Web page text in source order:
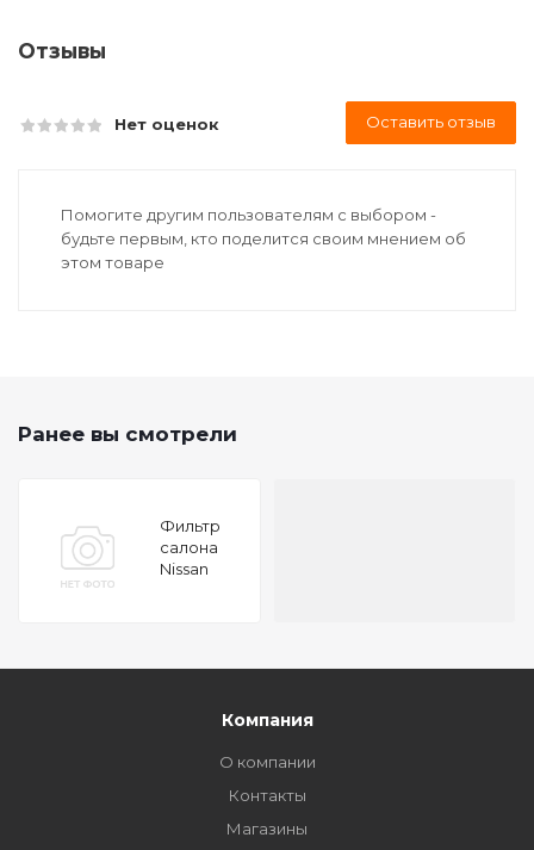
Отзывы
Нет оценок Оставить отзыв
Помогите другим пользователям с выбором -
будьте первым, кто поделится своим мнением об
этом товаре
Ранее вы смотрели
Фильтр
салона
Nissan
Компания
О компании
Контакты
Магазины